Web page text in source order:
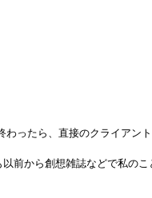
ったら、直接のクライアント
前から創想雑誌などで私のこ